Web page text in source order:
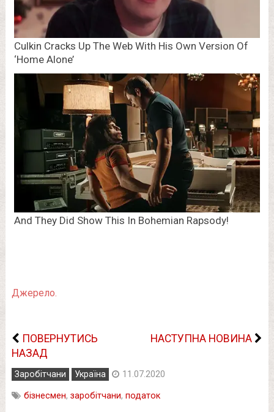
Джерело.
ПОВЕРНУТИСЬ
НАЗАД
НАСТУПНА НОВИНА
Заробітчани Україна 11.07.2020
бізнесмен, заробітчани, податок